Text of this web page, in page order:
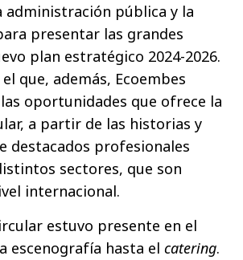
administración pública y la
presentar las grandes
plan estratégico 2024-2026.
que, además, Ecoembes
oportunidades que ofrece la
a partir de las historias y
destacados profesionales
sectores, que son
internacional.
estuvo presente en el
escenografía hasta el catering.